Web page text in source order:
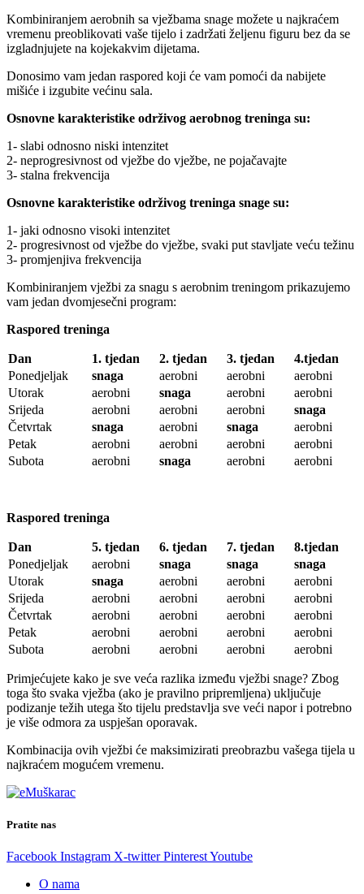
Kombiniranjem aerobnih sa vježbama snage možete u najkraćem
vremenu preoblikovati vaše tijelo i zadržati željenu figuru bez da se
izgladnjujete na kojekakvim dijetama.
Donosimo vam jedan raspored koji će vam pomoći da nabijete
mišiće i izgubite većinu sala.
Osnovne karakteristike održivog aerobnog treninga su:
1- slabi odnosno niski intenzitet
2- neprogresivnost od vježbe do vježbe, ne pojačavajte
3- stalna frekvencija
Osnovne karakteristike održivog treninga snage su:
1- jaki odnosno visoki intenzitet
2- progresivnost od vježbe do vježbe, svaki put stavljate veću težinu
3- promjenjiva frekvencija
Kombiniranjem vježbi za snagu s aerobnim treningom prikazujemo
vam jedan dvomjesečni program:
Raspored treninga
Dan 1. tjedan 2. tjedan 3. tjedan
4.tjedan
Ponedjeljak
snaga aerobni aerobni
aerobni
Utorak
aerobni snaga aerobni
aerobni
Srijeda
aerobni aerobni aerobni
snaga
Četvrtak
snaga aerobni snaga
aerobni
Petak
aerobni aerobni aerobni
aerobni
Subota
aerobni snaga aerobni aerobni
Raspored treninga
Dan 5. tjedan 6. tjedan 7. tjedan
8.tjedan
Ponedjeljak
aerobni snaga snaga
snaga
Utorak
snaga aerobni aerobni
aerobni
Srijeda
aerobni aerobni aerobni
aerobni
Četvrtak
aerobni aerobni aerobni
aerobni
Petak
aerobni aerobni aerobni
aerobni
Subota
aerobni aerobni aerobni aerobni
Primjećujete kako je sve veća razlika između vježbi snage? Zbog
toga što svaka vježba (ako je pravilno pripremljena) uključuje
podizanje težih utega što tijelu predstavlja sve veći napor i potrebno
je više odmora za uspješan oporavak.
Kombinacija ovih vježbi će maksimizirati preobrazbu vašega tijela u
najkraćem mogućem vremenu.
Pratite nas
Facebook Instagram X-twitter PinterestYoutube
O nama